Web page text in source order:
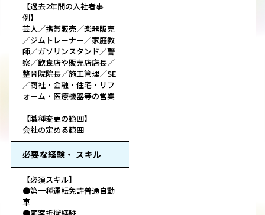
【過去2年間の入社者事
例】
芸人／携帯販売／楽器販売
／ジムトレーナー／家庭教
師／ガソリンスタンド／警
察／飲食店や販売店店長／
整骨院院長／施工管理／SE
／商社・金融・住宅・リフ
ォーム・医療機器等の営業
【職種変更の範囲】
会社の定める範囲
必要な経験・ スキル
【必須スキル】
●第一種運転免許普通自動
車